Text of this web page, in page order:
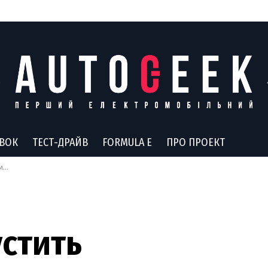
ТЕСТ-ДРАЙВ FORMULA E ПРО ПРОЕКТ